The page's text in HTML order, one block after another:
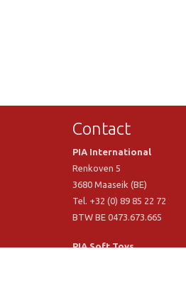
Contact
PIA International
Renkoven 5
3680 Maaseik (BE)
Tel. +32 (0) 89 85 22 72
BTW BE 0473.673.665
PIA Soft Toys